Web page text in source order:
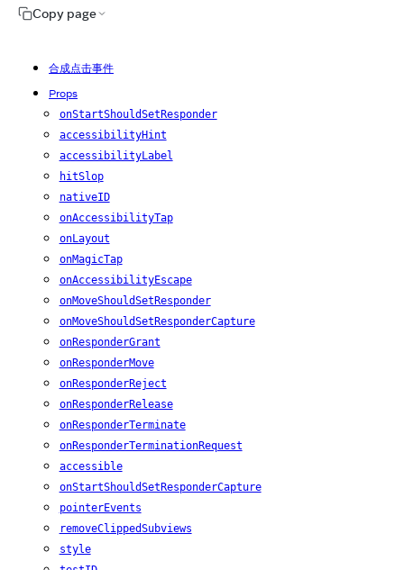
Copy page
合成点击事件
Props
onStartShouldSetResponder
accessibilityHint
accessibilityLabel
hitSlop
nativeID
onAccessibilityTap
onLayout
onMagicTap
onAccessibilityEscape
onMoveShouldSetResponder
onMoveShouldSetResponderCapture
onResponderGrant
onResponderMove
onResponderReject
onResponderRelease
onResponderTerminate
onResponderTerminationRequest
accessible
onStartShouldSetResponderCapture
pointerEvents
removeClippedSubviews
style